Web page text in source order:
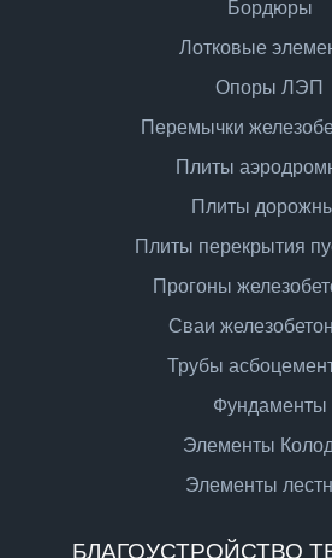
Бордюры
Лотковые
Опоры ЛЭП
Перемычки
Плиты
Плиты
Плиты перекрытия
Прогоны
Сваи
Трубы
Фундаменты
Элементы
Элементы
БЛАГОУСТРОЙСТВО